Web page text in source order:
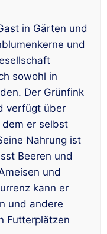
in Gärten und
und
sowohl in
Der Grünfink
verfügt über
er selbst
Nahrung ist
Beeren und
und
kann er
und andere
Futterplätzen